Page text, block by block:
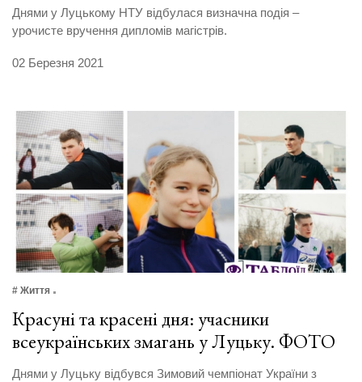
Днями у Луцькому НТУ відбулася визначна подія –
урочисте вручення дипломів магістрів.
02 Березня 2021
# Життя
Красуні та красені дня: учасники
всеукраїнських змагань у Луцьку. ФОТО
Днями у Луцьку відбувся Зимовий чемпіонат України з